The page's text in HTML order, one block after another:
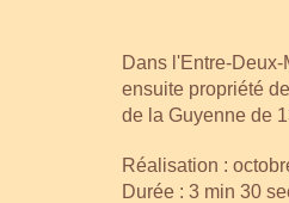
Dans l'Entre-Deux-
ensuite propriété
de la Guyenne de
Réalisation :
Durée : 3 min 30